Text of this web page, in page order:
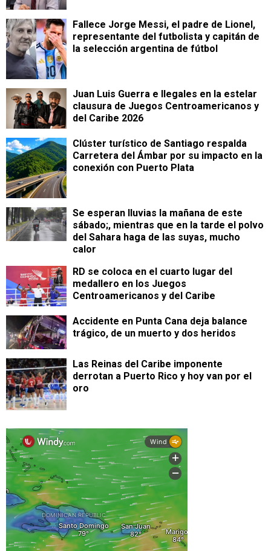
Fallece Jorge Messi, el padre de Lionel,
representante del futbolista y capitán de
la selección argentina de fútbol
Juan Luis Guerra e Ilegales en la estelar
clausura de Juegos Centroamericanos y
del Caribe 2026
Clúster turístico de Santiago respalda
Carretera del Ámbar por su impacto en la
conexión con Puerto Plata
Se esperan lluvias la mañana de este
sábado;, mientras que en la tarde el polvo
del Sahara haga de las suyas, mucho
calor
RD se coloca en el cuarto lugar del
medallero en los Juegos
Centroamericanos y del Caribe
Accidente en Punta Cana deja balance
trágico, de un muerto y dos heridos
Las Reinas del Caribe imponente
derrotan a Puerto Rico y hoy van por el
oro